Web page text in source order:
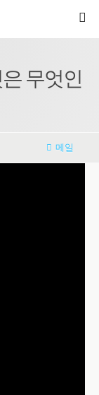
무엇인
메일